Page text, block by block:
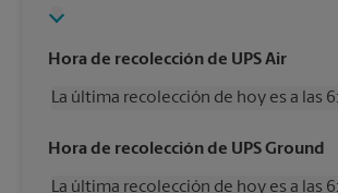
Hora de recolección de UPS Air
La última recolección de hoy es a las
Miércoles
6:00 PM
Hora de recolección de UPS Ground
La última recolección de hoy es a las